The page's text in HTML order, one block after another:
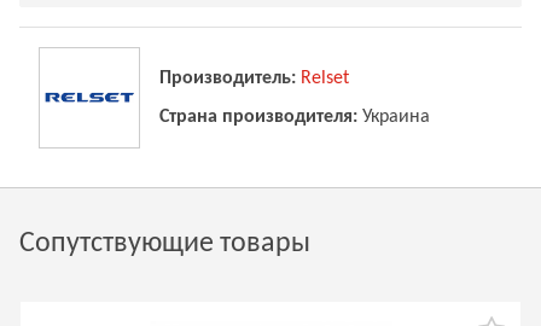
Производитель: Relset
Страна производителя: Украина
Сопутствующие товары